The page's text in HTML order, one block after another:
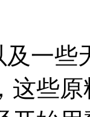
一
这些